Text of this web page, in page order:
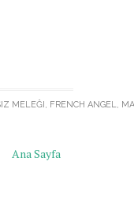
MELEĞI, FRENCH ANGEL,
Ana Sayfa